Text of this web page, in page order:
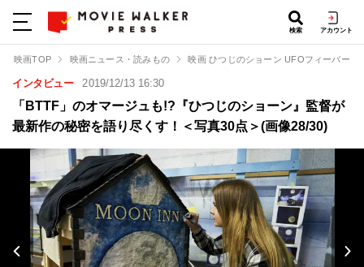
検索 アカウント
映画TOP 映画ニュース・読みもの 映画 ひつじのショーン UFOフィーバー！
インタビュー 2019/12/13 16:30
「BTTF」のオマージュも!?『ひつじのショーン』監督が
最新作の秘密を語り尽くす！＜写真30点＞(画像28/30)